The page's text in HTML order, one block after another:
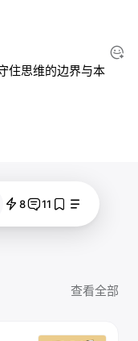
住思维的边界与本
8 11
查看全部